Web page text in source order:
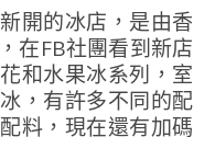
在FB社團看到新店
和水果冰系列，室
，有許多不同的配
料，現在還有加碼